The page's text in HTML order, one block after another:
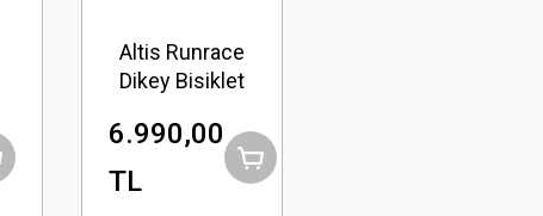
Altis Runrace
Dikey Bisiklet
Kondisyon
6.990,00
TL